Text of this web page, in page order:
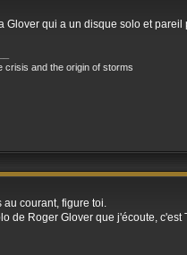
Glover qui a un disque solo et
crisis and the origin of storms
au courant, figure toi.
de Roger Glover que j'écoute,